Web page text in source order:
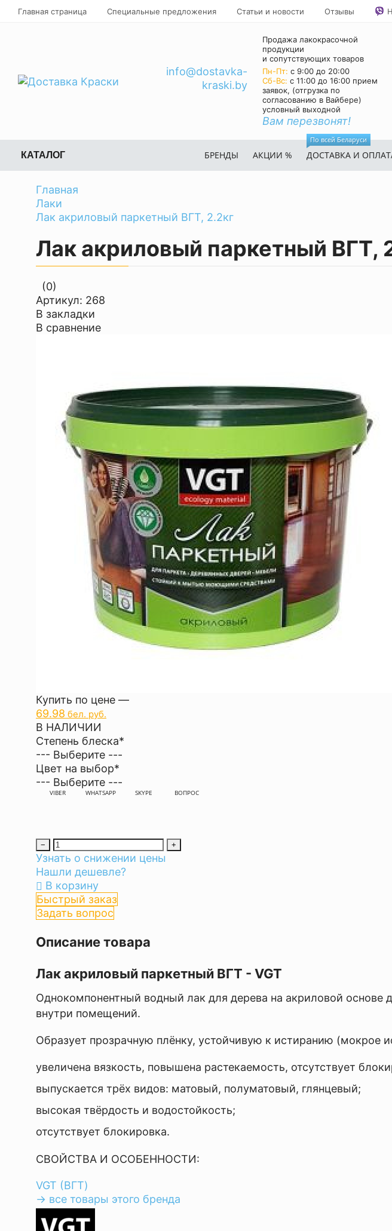
Главная страница Специальные предложения Статьи и новости Отзывы
info@dostavka-
kraski.by
Продажа лакокрасочной
продукции
и сопутствующих товаров
Пн-Пт: с 9:00 до 20:00
Cб-Вс: с 11:00 до 16:00 прием
заявок, (отгрузка по
согласованию в Вайбере)
условный выходной
Вам перезвонят!
КАТАЛОГ БРЕНДЫ АКЦИИ % ДОСТАВКА И
По всей Беларуси
Главная
Лаки
Лак акриловый паркетный ВГТ, 2.2кг
Лак акриловый паркетный ВГТ,
(0)
Артикул: 268
В закладки
В сравнение
Купить по цене —
69.98 бел. руб.
В НАЛИЧИИ
Степень блеска*
--- Выберите ---
Цвет на выбор*
--- Выберите ---
VIBER WHATSAPP SKYPE ВОПРОС
− +
Узнать о снижении цены
Нашли дешевле?
В корзину
Быстрый заказ
Задать вопрос
Описание товара
Лак акриловый паркетный ВГТ - VGT
Однокомпонентный водный лак для дерева на акриловой основе
внутри помещений.
Образует прозрачную плёнку, устойчивую к истиранию (мокрое
увеличена вязкость, повышена растекаемость, отсутствует
выпускается трёх видов: матовый, полуматовый, глянцевый;
высокая твёрдость и водостойкость;
отсутствует блокировка.
СВОЙСТВА И ОСОБЕННОСТИ:
VGT (ВГТ)
→ все товары этого бренда